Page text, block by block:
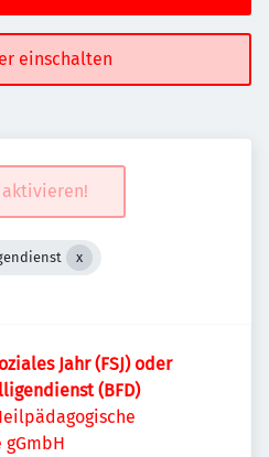
einschalten
aktivieren!
Jahr (FSJ) oder
(BFD)